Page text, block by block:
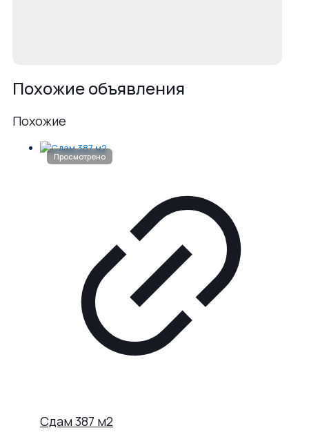
Похожие объявления
Похожие
Сдам 387 м2